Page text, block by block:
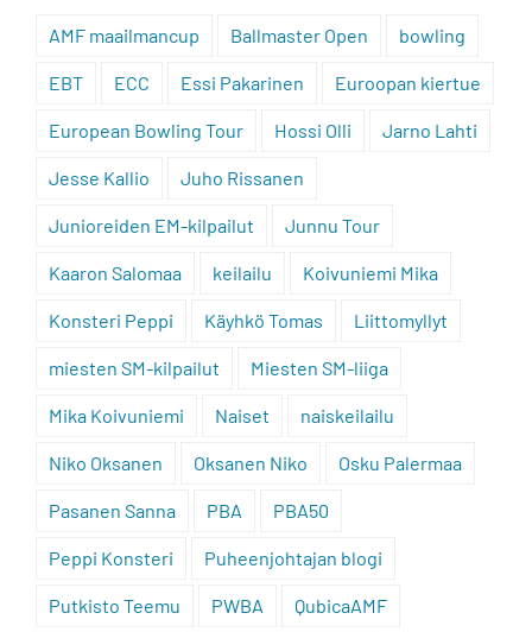
AMF maailmancup Ballmaster Open bowling
EBT ECC Essi Pakarinen Euroopan kiertue
European Bowling Tour Hossi Olli Jarno Lahti
Jesse Kallio Juho Rissanen
Junioreiden EM-kilpailut Junnu Tour
Kaaron Salomaa keilailu Koivuniemi Mika
Konsteri Peppi Käyhkö Tomas Liittomyllyt
miesten SM-kilpailut Miesten SM-liiga
Mika Koivuniemi Naiset naiskeilailu
Niko Oksanen Oksanen Niko Osku Palermaa
Pasanen Sanna PBA PBA50
Peppi Konsteri Puheenjohtajan blogi
Putkisto Teemu PWBA QubicaAMF